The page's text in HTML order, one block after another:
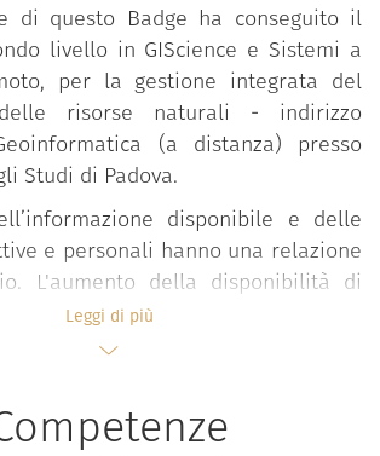
di questo Badge ha conseguito il
livello in GIScience e Sistemi a
per la gestione integrata del
risorse naturali - indirizzo
(a distanza) presso
Studi di Padova.
disponibile e delle
e personali hanno una relazione
L'aumento della disponibilità di
ed il rapido sviluppo di
di gestione dei dati geografici (dai
ed elaborare processi
ambiti pubblici, privati e del no
Leggi di più